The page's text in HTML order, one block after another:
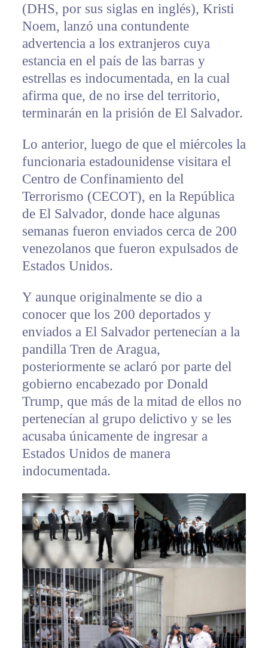
(DHS, por sus siglas en inglés), Kristi
Noem, lanzó una contundente
advertencia a los extranjeros cuya
estancia en el país de las barras y
estrellas es indocumentada, en la cual
afirma que, de no irse del territorio,
terminarán en la prisión de El Salvador.
Lo anterior, luego de que el miércoles la
funcionaria estadounidense visitara el
Centro de Confinamiento del
Terrorismo (CECOT), en la República
de El Salvador, donde hace algunas
semanas fueron enviados cerca de 200
venezolanos que fueron expulsados de
Estados Unidos.
Y aunque originalmente se dio a
conocer que los 200 deportados y
enviados a El Salvador pertenecían a la
pandilla Tren de Aragua,
posteriormente se aclaró por parte del
gobierno encabezado por Donald
Trump, que más de la mitad de ellos no
pertenecían al grupo delictivo y se les
acusaba únicamente de ingresar a
Estados Unidos de manera
indocumentada.